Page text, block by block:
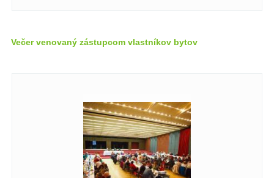
Večer venovaný zástupcom vlastníkov bytov